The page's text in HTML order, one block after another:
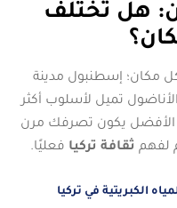
هل تختلف
مكان؛ إسطنبول مدينة
تميل لأسلوب أكثر
الأفضل يكون تصرفك مرن
لفهم ثقافة تركيا فعليًا.
الكبريتية في تركيا